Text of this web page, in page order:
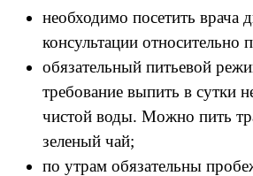
необходимо посетить врача
консультации относительно
обязательный питьевой
требование выпить в сутки
чистой воды. Можно пить
зеленый чай;
по утрам обязательны